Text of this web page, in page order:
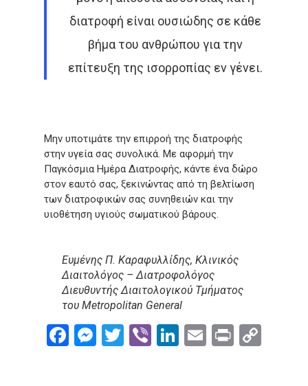
διατροφή είναι ουσιώδης σε κάθε
βήμα του ανθρώπου για την
επίτευξη της ισορροπίας εν γένει.
Μην υποτιμάτε την επιρροή της διατροφής
στην υγεία σας συνολικά. Με αφορμή την
Παγκόσμια Ημέρα Διατροφής, κάντε ένα δώρο
στον εαυτό σας, ξεκινώντας από τη βελτίωση
των διατροφικών σας συνηθειών και την
υιοθέτηση υγιούς σωματικού βάρους.
Ευμένης Π. Καραφυλλίδης, Κλινικός
Διαιτολόγος – Διατροφολόγος
Διευθυντής Διαιτολογικού Τμήματος
του Μetropolitan General
Facebook
Messenger
Twitter
ViberLinkedIn
Email
Print